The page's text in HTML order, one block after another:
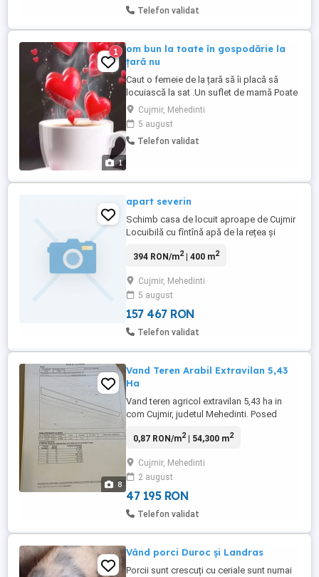
Telefon validat
1
1
om bun la toate în gospodărie la
țară nu
Caut o femeie de la țară să îi placă să
locuiască la sat .Un suflet de mamă Poate
avea și un copil Satul are grădiniță și
scoală .Menționez Să fie singură fără soț
Un suflet de om chinuit de viață și noroc
Prin implicare și devotament are toate
Cujmir, Mehedinti
5 august
Telefon validat
apart severin
Schimb casa de locuit aproape de Cujmir
Locuibilă cu fîntînă apă de la rețea și
multe alte facilități cu apart ori altă casă
euro diferență dacă trebuie.
394 RON/m2| 400 m2
Cujmir, Mehedinti
5 august
157 467 RON
Telefon validat
8
Vand Teren Arabil Extravilan 5,43
Ha
Vand teren agricol extravilan 5,43 ha in
com Cujmir, judetul Mehedinti. Posed
impozitele la zi). Are iesire la DN56, cat si
suplimentare la telefon sau prin sms. Pret
9.000 euro ha Negociabil
0,87 RON/m2| 54,300 m2
Cujmir, Mehedinti
2 august
47 195 RON
Telefon validat
Vând porci Duroc și Landras
Porcii sunt crescuți cu ceriale sunt numai